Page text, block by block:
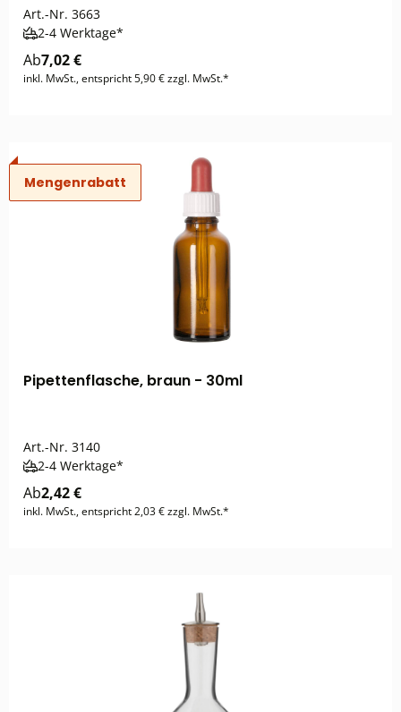
Art.-Nr. 3663
2-4 Werktage*
Ab7,02 €
inkl. MwSt., entspricht 5,90 € zzgl. MwSt.*
Mengenrabatt
Pipettenflasche, braun - 30ml
Art.-Nr. 3140
2-4 Werktage*
Ab2,42 €
inkl. MwSt., entspricht 2,03 € zzgl. MwSt.*